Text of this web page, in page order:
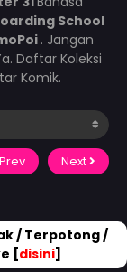
School
. Jangan
Daftar Koleksi
Komik.
Prev Next
/ Terpotong /
[disini]